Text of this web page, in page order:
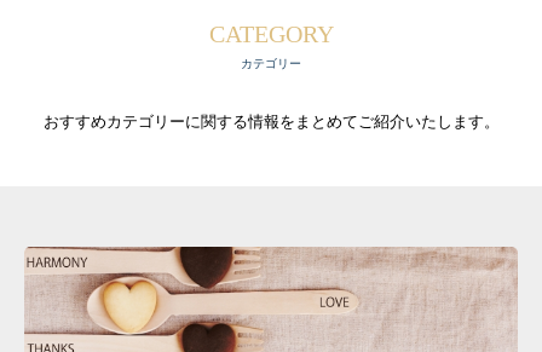
CATEGORY
カテゴリー
おすすめカテゴリーに関する情報をまとめてご紹介いたします。